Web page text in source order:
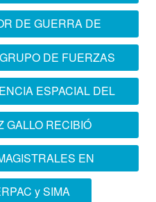
DE GUERRA DE
LA ESCOFFAA
DE FUERZAS
FAPESPACIAL DEL
GALLO RECIBIÓ
ESCOFFAA
EN
Y GUERRA
y SIMA